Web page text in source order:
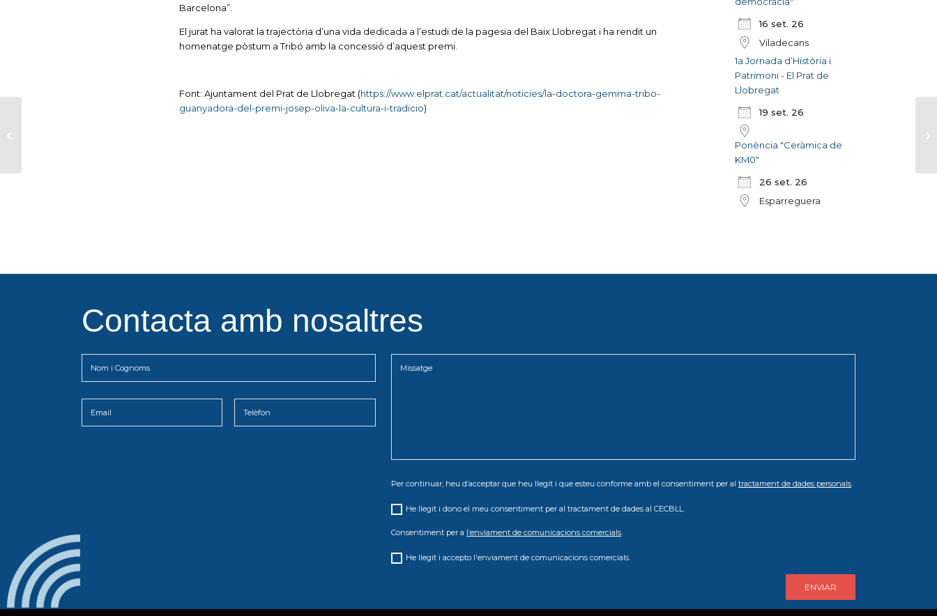
Barcelona”.
El jurat ha valorat la trajectòria d’una vida dedicada a l’estudi de la pagesia del Baix Llobregat i ha rendit un
homenatge pòstum a Tribó amb la concessió d’aquest premi.
Font: Ajuntament del Prat de Llobregat (https://www.elprat.cat/actualitat/noticies/la-doctora-gemma-tribo-
guanyadora-del-premi-josep-oliva-la-cultura-i-tradicio)
16 set. 26
Viladecans
1a Jornada d’Història i
Patrimoni - El Prat de
Llobregat
19 set. 26
Ponència "Ceràmica de
KM0"
26 set. 26
Esparreguera
Contacta amb nosaltres
Per continuar, heu d’acceptar que heu llegit i que esteu conforme amb el consentiment per al tractament de dades personals.
He llegit i dono el meu consentiment per al tractament de dades al CECBLL.
Consentiment per a l’enviament de comunicacions comercials.
He llegit i accepto l'enviament de comunicacions comercials.